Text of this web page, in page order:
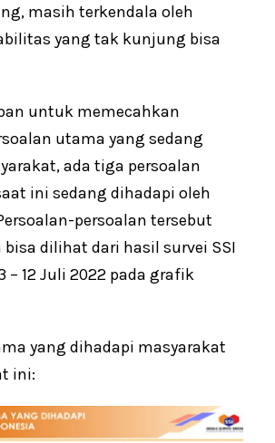
masih terkendala oleh
yang tak kunjung bisa
untuk memecahkan
utama yang sedang
ada tiga persoalan
ini sedang dihadapi oleh
persoalan tersebut
dilihat dari hasil survei SSI
– 12 Juli 2022 pada grafik
yang dihadapi masyarakat
ini: